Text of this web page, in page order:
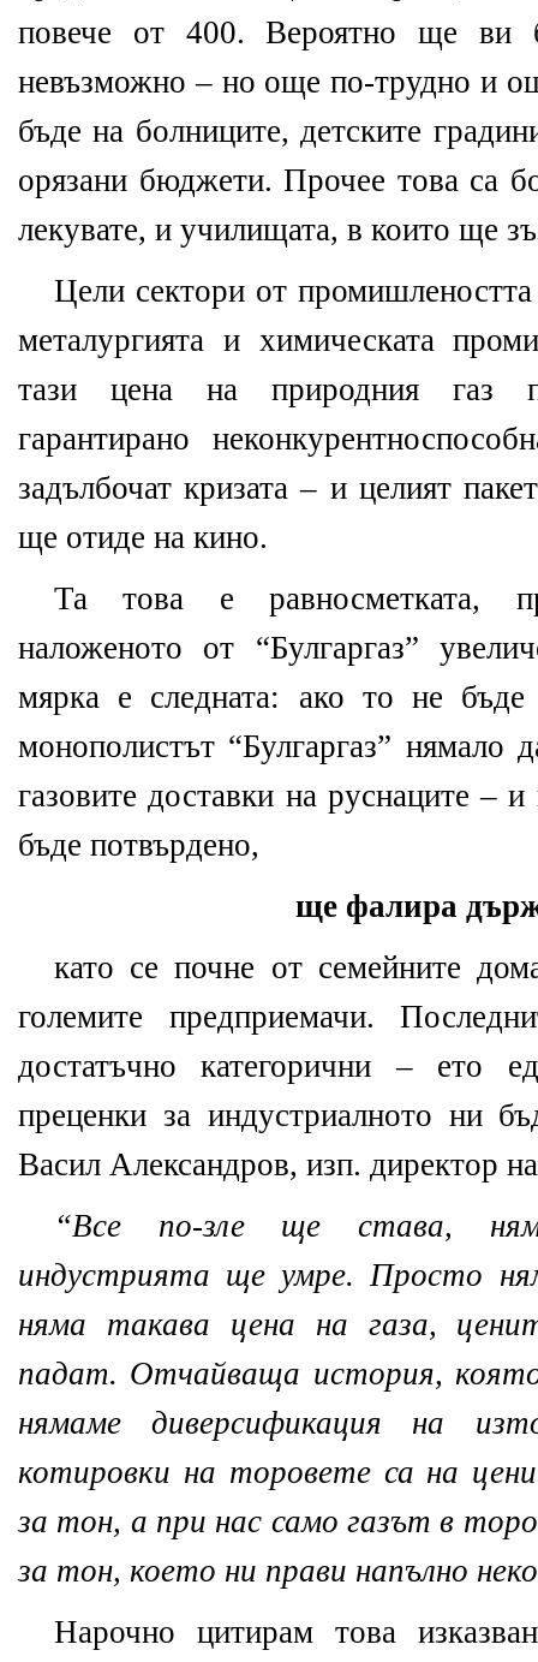
повече от 400. Вероятно ще ви
невъзможно – но още по-трудно и
бъде на болниците, детските
орязани бюджети. Прочее това са
лекувате, и училищата, в които ще
Цели сектори от
металургията и химическата
тази цена на природния газ
гарантирано
задълбочат кризата – и целият
ще отиде на кино.
Та това е равносметката,
наложеното от “Булгаргаз”
мярка е следната: ако то не
монополистът “Булгаргаз”
газовите доставки на руснаците –
бъде потвърдено,
ще фалира
като се почне от семейните
големите предприемачи.
достатъчно категорични – ето
преценки за индустриалното ни
Васил Александров, изп. директор
“Все по-зле ще става,
индустрията ще умре. Просто
няма такава цена на газа,
падат. Отчайваща история,
нямаме диверсификация на
котировки на торовете са на
за тон, а при нас само газът в
за тон, което ни прави напълно
Нарочно цитирам това